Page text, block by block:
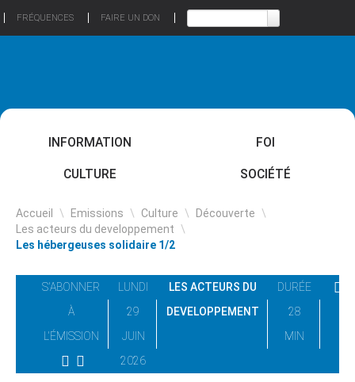
FRÉQUENCES FAIRE UN DON
INFORMATION FOI
CULTURE SOCIÉTÉ
Accueil \ Emissions \ Culture \ Découverte \
Les acteurs du developpement \
Les hébergeuses solidaire 1/2
S'ABONNER
À
L'ÉMISSION
LUNDI
29
JUIN
2026
LES ACTEURS DU
DEVELOPPEMENT
DURÉE
28
MIN